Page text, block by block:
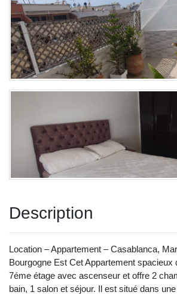
Description
Location – Appartement – Casablanca,
Bourgogne Est Cet Appartement spacieux
7éme étage avec ascenseur et offre 2
bain, 1 salon et séjour. Il est situé dans